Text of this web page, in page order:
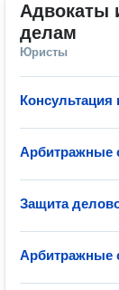
Адвокаты
делам
Юристы
Арбитражные
Защита
Арбитражные